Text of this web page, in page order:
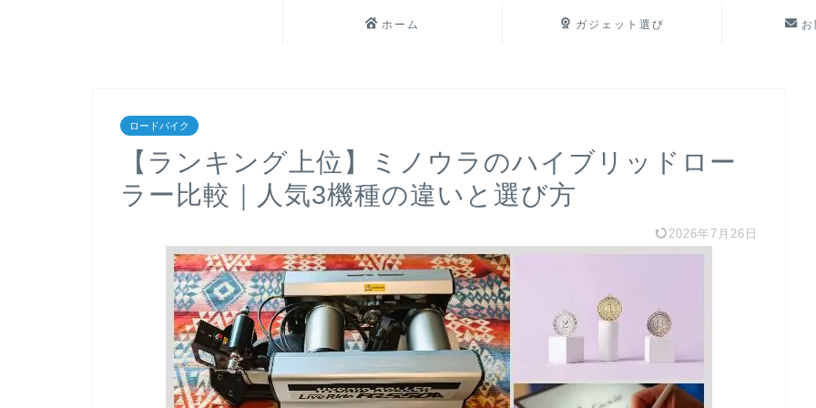
ホーム ガジェット選び
ロードバイク
【ランキング上位】ミノウラのハイブリッドロー
ラー比較｜人気3機種の違いと選び方
2026年7月26日